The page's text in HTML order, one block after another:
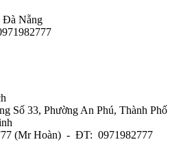
Đà Nẵng
Số 33, Phường An Phú, Thành Phố
(Mr Hoàn) - ĐT: 0971982777